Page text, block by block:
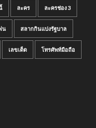
ละคร ละครช่อง 3
น สลากกินแบ่งรัฐบาล
เลขเด็ด โทรศัพท์มือถือ